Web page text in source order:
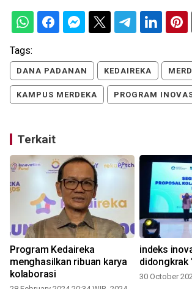
Tags:
DANA PADANAN KEDAIREKA
KAMPUS MERDEKA PROGRAM
Terkait
Program Kedaireka
menghasilkan ribuan karya
kolaborasi
indeks
didongkrak
30 October